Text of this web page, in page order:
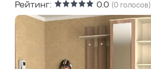
Рейтинг: 0.0 (0 голосов)